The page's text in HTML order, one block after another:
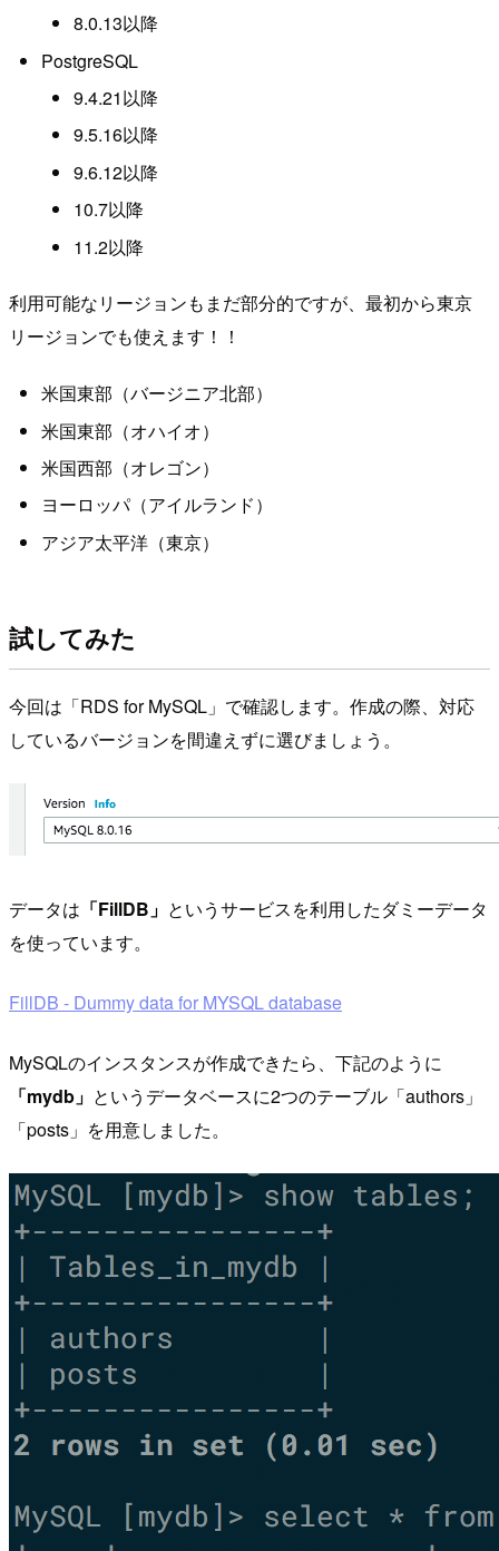
8.0.13以降
PostgreSQL
9.4.21以降
9.5.16以降
9.6.12以降
10.7以降
11.2以降
利用可能なリージョンもまだ部分的ですが、最初から東京
リージョンでも使えます！！
米国東部（バージニア北部）
米国東部（オハイオ）
米国西部（オレゴン）
ヨーロッパ（アイルランド）
アジア太平洋（東京）
試してみた
今回は「RDS for MySQL」で確認します。作成の際、対応
しているバージョンを間違えずに選びましょう。
データは 「FillDB」 というサービスを利用したダミーデータ
を使っています。
FillDB - Dummy data for MYSQL database
MySQLのインスタンスが作成できたら、下記のように
「mydb」 というデータベースに2つのテーブル「authors」
「posts」を用意しました。